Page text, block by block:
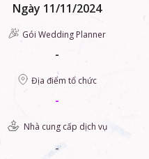
Ngày 11/11/2024
Gói Wedding Planner
-
Địa điểm tổ chức
-
Nhà cung cấp dịch vụ
-